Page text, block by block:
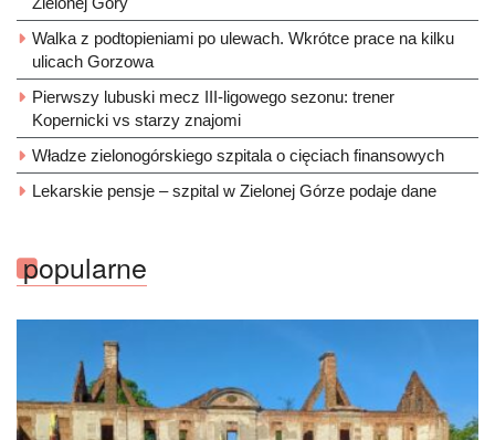
Walka z podtopieniami po ulewach. Wkrótce prace na kilku
ulicach Gorzowa
Pierwszy lubuski mecz III-ligowego sezonu: trener
Kopernicki vs starzy znajomi
Władze zielonogórskiego szpitala o cięciach finansowych
Lekarskie pensje – szpital w Zielonej Górze podaje dane
popularne